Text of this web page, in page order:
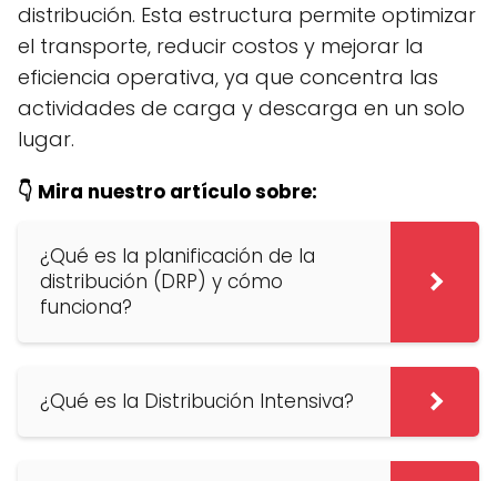
distribución. Esta estructura permite optimizar
el transporte, reducir costos y mejorar la
eficiencia operativa, ya que concentra las
actividades de carga y descarga en un solo
lugar.
👇 Mira nuestro artículo sobre:
¿Qué es la planificación de la
distribución (DRP) y cómo
funciona?
¿Qué es la Distribución Intensiva?